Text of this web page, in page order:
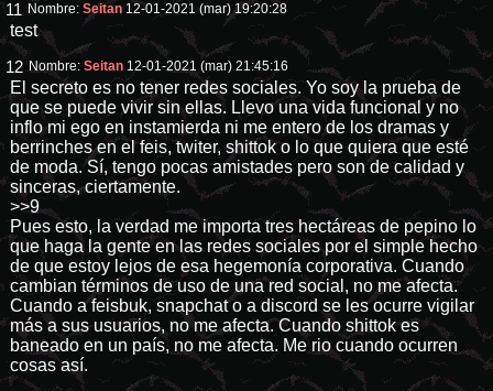
11 Nombre:Seitan 12-01-2021 (mar) 19:20:28
test
12 Nombre:Seitan 12-01-2021 (mar) 21:45:16
El secreto es no tener redes sociales. Yo soy la prueba de
que se puede vivir sin ellas. Llevo una vida funcional y no
inflo mi ego en instamierda ni me entero de los dramas y
berrinches en el feis, twiter, shittok o lo que quiera que esté
de moda. Sí, tengo pocas amistades pero son de calidad y
sinceras, ciertamente.
>>9
Pues esto, la verdad me importa tres hectáreas de pepino lo
que haga la gente en las redes sociales por el simple hecho
de que estoy lejos de esa hegemonía corporativa. Cuando
cambian términos de uso de una red social, no me afecta.
Cuando a feisbuk, snapchat o a discord se les ocurre vigilar
más a sus usuarios, no me afecta. Cuando shittok es
baneado en un país, no me afecta. Me rio cuando ocurren
cosas así.